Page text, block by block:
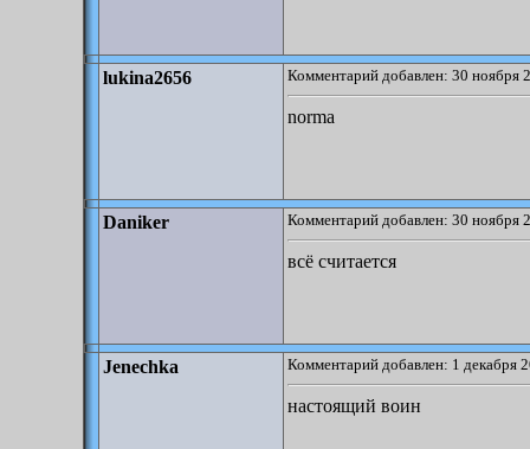
lukina2656 Комментарий добавлен: 30 ноября
norma
Daniker Комментарий добавлен: 30 ноября
всё считается
Jenechka Комментарий добавлен: 1 декабря
настоящий воин